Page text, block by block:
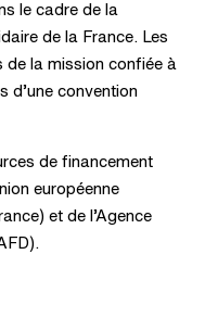
le cadre de la
de la France. Les
de la mission confiée à
d’une convention
de financement
européenne
et de l’Agence